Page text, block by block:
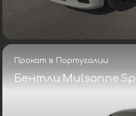
Прокат в Португалии
Бентли Mulsanne